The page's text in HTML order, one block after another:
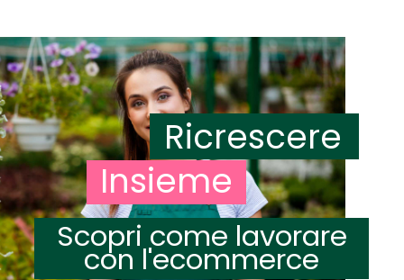
Ricrescere
Insieme
Scopri come lavorare
con l'ecommerce